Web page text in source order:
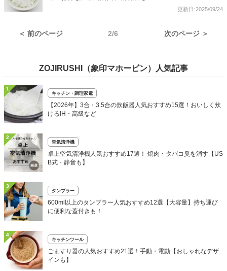
更新日:2025/09/24
＜ 前のページ 2/6 次のページ ＞
ZOJIRUSHI（象印マホービン）人気記事
1
キッチン・調理家電
【2026年】3合・3.5合の炊飯器人気おすすめ15選！おいしく炊
けるIH・高級など
2
空気清浄機
卓上空気清浄機人気おすすめ17選！ 焼肉・タバコ臭を消す【US
B式・静音も】
3
タンブラー
600ml以上のタンブラー人気おすすめ12選【大容量】持ち運び
に便利な蓋付きも！
4
キッチンツール
ごますり器の人気おすすめ21選！手動・電動【おしゃれなデザ
インも】